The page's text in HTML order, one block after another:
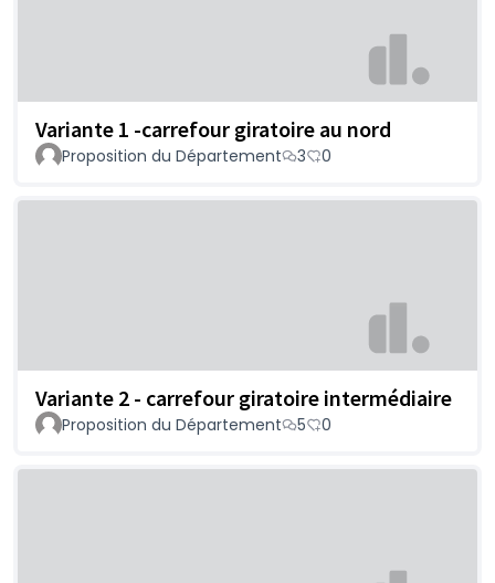
Variante 1 -carrefour giratoire au nord
Proposition du Département 3 0
Variante 2 - carrefour giratoire intermédiaire
Proposition du Département 5 0